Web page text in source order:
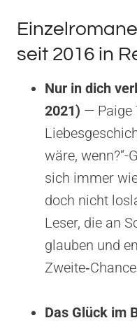
seit 2016 in
Nur in dich
2021) — Paige
wäre, wenn?“-
sich immer
doch nicht
Leser, die an
glauben und
Das Glück im